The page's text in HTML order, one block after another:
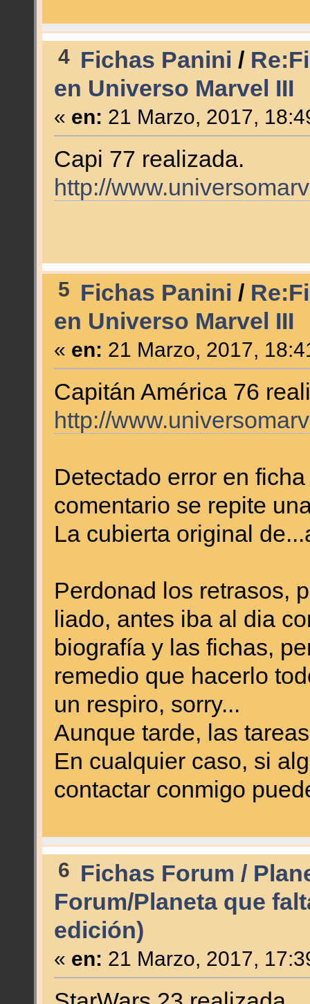
4 Fichas Panini /
en Universo Marvel III
« en: 21 Marzo, 2017,
Capi 77 realizada.
http://
5 Fichas Panini /
en Universo Marvel III
« en: 21 Marzo, 2017,
Capitán América 76
http://
Detectado error en
comentario se repite
La cubierta original
Perdonad los retrasos,
liado, antes iba al dia
biografía y las fichas,
remedio que hacerlo
un respiro, sorry...
Aunque tarde, las
En cualquier caso, si
contactar conmigo
6 Fichas Forum /
Forum/Planeta que
edición)
« en: 21 Marzo, 2017,